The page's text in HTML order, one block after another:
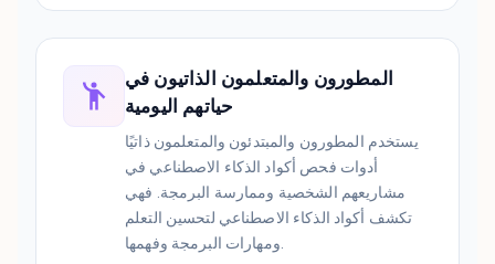
المطورون والمتعلمون الذاتيون في
حياتهم اليومية
يستخدم المطورون والمبتدئون والمتعلمون ذاتيًا
أدوات فحص أكواد الذكاء الاصطناعي في
مشاريعهم الشخصية وممارسة البرمجة. فهي
تكشف أكواد الذكاء الاصطناعي لتحسين التعلم